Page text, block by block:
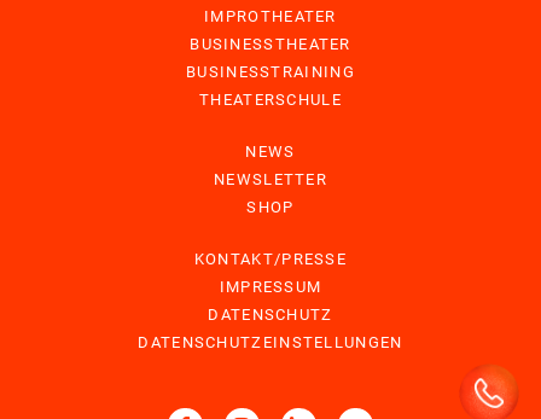
IMPROTHEATER
BUSINESSTHEATER
BUSINESSTRAINING
THEATERSCHULE
NEWS
NEWSLETTER
SHOP
KONTAKT/PRESSE
IMPRESSUM
DATENSCHUTZ
DATENSCHUTZEINSTELLUNGEN